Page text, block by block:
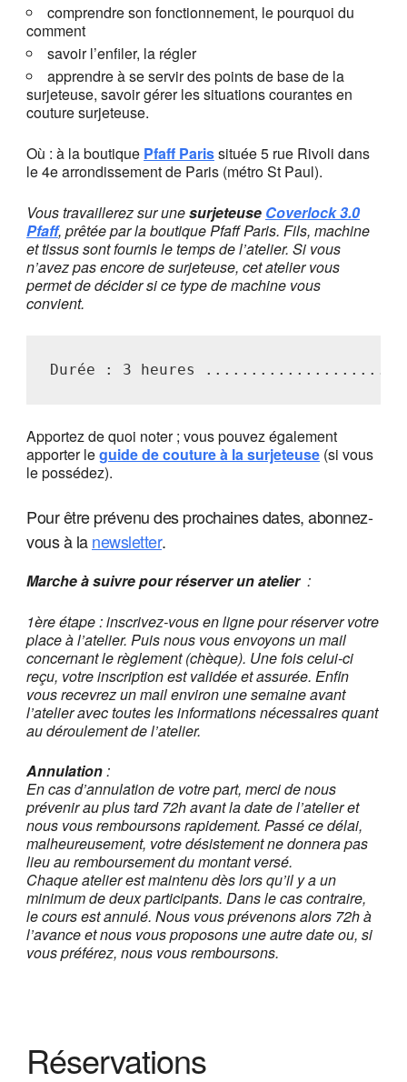
comprendre son fonctionnement, le pourquoi du
comment
savoir l’enfiler, la régler
apprendre à se servir des points de base de la
surjeteuse, savoir gérer les situations courantes en
couture surjeteuse.
Où : à la boutique Pfaff Parissituée 5 rue Rivoli dans
le 4e arrondissement de Paris (métro St Paul).
Vous travaillerez sur unesurjeteuse Coverlock 3.0
Pfaff, prêtée par la boutique Pfaff Paris. Fils, machine
et tissus sont fournis le temps de l’atelier. Si vous
n’avez pas encore de surjeteuse, cet atelier vous
permet de décider si ce type de machine vous
convient.
Durée : 3 heures ........................
Apportez de quoi noter ; vous pouvez également
apporter leguide de couture à la surjeteuse (si vous
le possédez).
Pour être prévenu des prochaines dates, abonnez-
vous à lanewsletter.
Marche à suivre pour réserver un atelier :
1ère étape : inscrivez-vous en ligne pour réserver votre
place à l’atelier. Puis nous vous envoyons un mail
concernant le règlement (chèque). Une fois celui-ci
reçu, votre inscription est validée et assurée. Enfin
vous recevrez un mail environ une semaine avant
l’atelier avec toutes les informations nécessaires quant
au déroulement de l’atelier.
Annulation:
En cas d’annulation de votre part, merci de nous
prévenir au plus tard 72h avant la date de l’atelier et
nous vous remboursons rapidement. Passé ce délai,
malheureusement, votre désistement ne donnera pas
lieu au remboursement du montant versé.
Chaque atelier est maintenu dès lors qu’il y a un
minimum de deux participants. Dans le cas contraire,
le cours est annulé. Nous vous prévenons alors 72h à
l’avance et nous vous proposons une autre date ou, si
vous préférez, nous vous remboursons.
Réservations